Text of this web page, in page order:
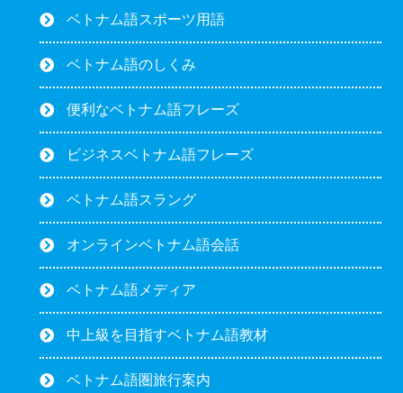
ベトナム語スポーツ用語
ベトナム語のしくみ
便利なベトナム語フレーズ
ビジネスベトナム語フレーズ
ベトナム語スラング
オンラインベトナム語会話
ベトナム語メディア
中上級を目指すベトナム語教材
ベトナム語圏旅行案内